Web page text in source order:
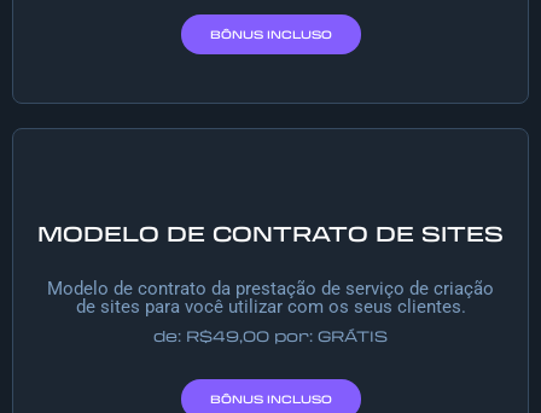
BÔNUS INCLUSO
MODELO DE CONTRATO DE SITES
Modelo de contrato da prestação de serviço de criação
de sites para você utilizar com os seus clientes.
de: R$49,00 por: GRÁTIS
BÔNUS INCLUSO